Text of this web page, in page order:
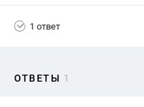
1 ответ
ОТВЕТЫ 1